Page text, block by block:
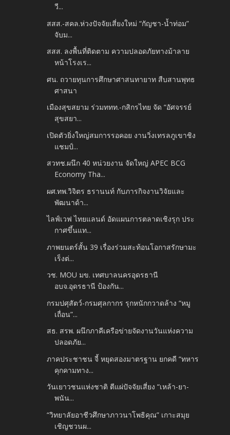
วี...
สสส.-สคล.ห่วงปัจจัยเสี่ยงใหม่ “กัญชา-น้ำท่อม”
จับม...
สสส. ลงพื้นที่ติดตาม ความปลอดภัยทางม้าลาย
หน้าโรงเร...
ศน. ถวายทุนการศึกษาศาสนทายาท สืบสานพุทธ
ศาสนา
เมืองสุขสยาม ร่วมททท.-กสิกรไทย จัด “อัศจรรย์
สุขสยา...
เปิดตัวยิ่งใหญ่สมการรอคอย งานวิ่งเทรลภูเขาชิง
แชมป์...
สวทช.ผนึก 40 หน่วยงาน จัดใหญ่ APEC BCG
Economy Tha...
ผศ.ทพ.วิจิตร ธรานนท์ กับภารกิจงานวิจัยและ
พัฒนาด้า...
ไลฟ์เวฟ ไทยแลนด์ อัดแผนการตลาดเชิงรุก ประ
กาศขึ้นแท...
ภาพยนตร์สั้น 39 เรื่องร่วมสะท้อนโอกาสรักษามะ
เร็งต่...
วช. MOU มข. เทศบาลนครอุดรธานี
อบจ.อุดรธานี ป้องกัน...
กรมปศุสัตว์-กรมศุลกากร รุกหนักกวาดล้าง “หมู
เถื่อน”...
สธ. สรพ. ผนึกภาคีเครือข่ายจัดงานวันแห่งความ
ปลอดภัย...
ภาคประชาชน จี้ หยุดสองมาตรฐาน ยกคดี “ทหาร
คุกคามทาง...
วันเยาวชนแห่งชาติ ตีแผ่ปัจจัยเสี่ยง “เหล้า-ยา-
พนัน...
“วิทยาลัยอาชีวศึกษาภาวนาโพธิคุณ” เกาะสมุย
เชิญชวนผ...